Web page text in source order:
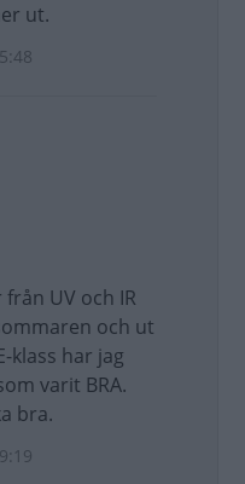
ut.
UV och IR
och ut
klass har jag
varit BRA.
bra.